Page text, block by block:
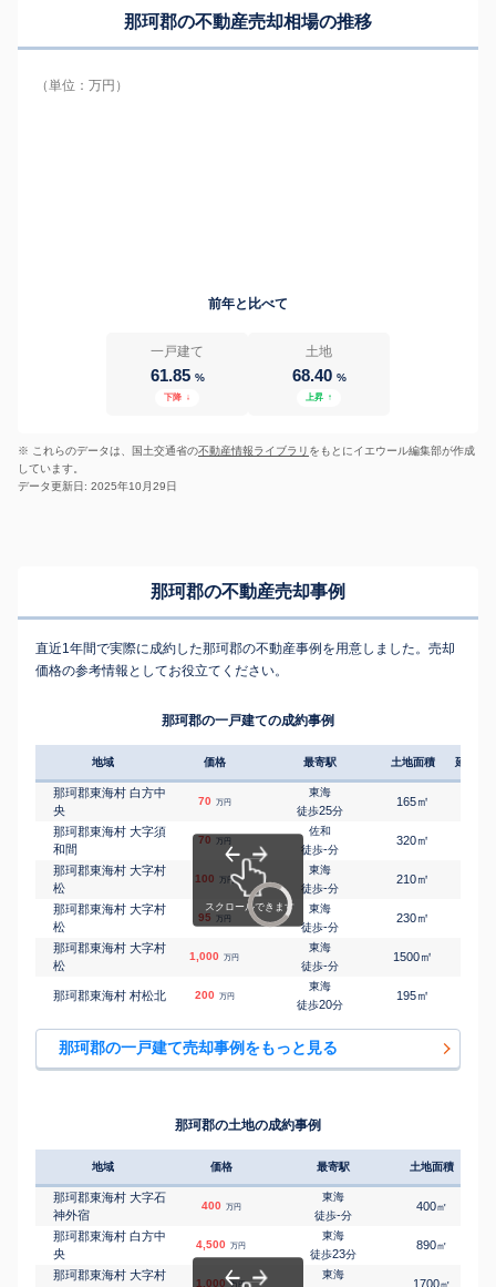
那珂郡の不動産売却相場の推移
（単位：万円）
前年と比べて
一戸建て
61.85 %
下降 ↓
土地
68.40 %
上昇 ↑
※ これらのデータは、国土交通省の不動産情報ライブラリ をもとにイエウール編集部が作成
しています。
データ更新日: 2025年10月29日
那珂郡の不動産売却事例
直近1年間で実際に成約した那珂郡の不動産事例を用意しました。売却
価格の参考情報としてお役立てください。
那珂郡の一戸建ての成約事例
地域 価格 最寄駅 土地面積 延床面
那珂郡東海村 白方中
央
70 万円
東海
徒歩25分
165㎡
那珂郡東海村 大字須
和間
70 万円
佐和
徒歩-分
320㎡
那珂郡東海村 大字村
松
100 万円
東海
徒歩-分
210㎡
那珂郡東海村 大字村
松
95 万円
東海
徒歩-分
230㎡
那珂郡東海村 大字村
松
1,000 万円
東海
徒歩-分
1500㎡
那珂郡東海村 村松北 200 万円
東海
徒歩20分
195㎡
那珂郡の一戸建て売却事例をもっと見る
那珂郡の土地の成約事例
地域 価格 最寄駅 土地面積
那珂郡東海村 大字石
神外宿
400 万円
東海
徒歩-分
400㎡
那珂郡東海村 白方中
央
4,500 万円
東海
徒歩23分
890㎡
那珂郡東海村 大字村
1,000 万円
東海
1700㎡